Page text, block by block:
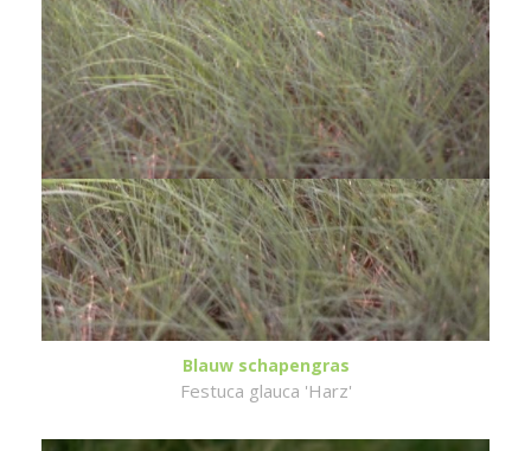
Blauw schapengras
Festuca glauca 'Harz'